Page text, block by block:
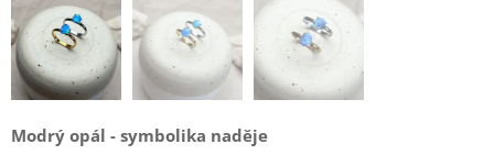
Modrý opál - symbolika naděje